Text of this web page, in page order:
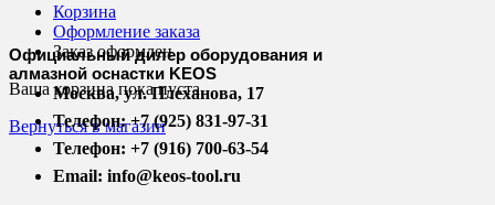
Корзина
Оформление заказа
Заказ оформлен
Ваша корзина пока пуста.
Вернуться в магазин
Официальный дилер оборудования и
алмазной оснастки KEOS
Москва, ул. Плеханова, 17
Телефон: +7 (925) 831-97-31
Телефон: +7 (916) 700-63-54
Email: info@keos-tool.ru